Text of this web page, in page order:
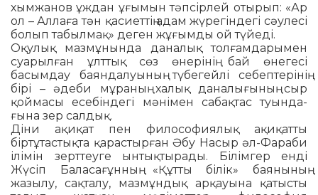
хымжанов ұждан ұғымын тәп­сір­лей отырып: «Ар
ол – Аллаға тән қа­сиеттің адам жүрегіндегі сәулесі
бо­лып табылмақ» деген жұғымды ой түйеді.
Оқулық мазмұнында даналық толғамдарымен
суарылған ұлттық сөз өнерінің бай өнегесі
басымдау баяндалуының түбегейлі себеп­тері­нің
бірі – әдеби мұраның халық да­на­лығының сыр
қоймасы есе­бін­дегі мәнімен сабақтас туын­да­
ғына зер салдық.
Діни ақиқат пен филосо­фия­лық ақиқатты
біртұтастықта қа­рас­тырған Әбу Насыр әл-Фараби
ілі­мін зерттеуге ынтықтырады. Бі­лім­гер енді
Жүсіп Баласағұнның «Құтты білік» баянының
жазылу, сақталу, мазмұндық арқауына қа­тысты